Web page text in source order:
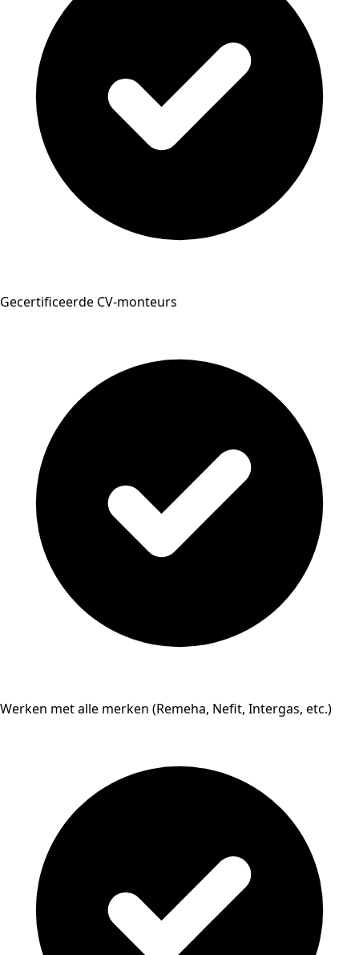
Gecertificeerde CV-monteurs
Werken met alle merken (Remeha, Nefit, Intergas, etc.)